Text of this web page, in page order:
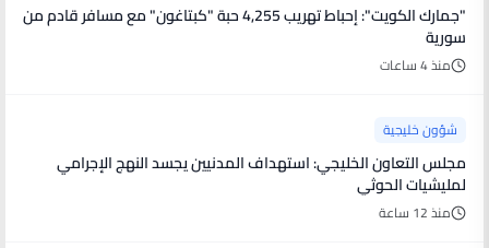
"جمارك الكويت": إحباط تهريب 4,255 حبة "كبتاغون" مع مسافر قادم من
سورية
منذ 4 ساعات
شؤون خليجية
مجلس التعاون الخليجي: استهداف المدنيين يجسد النهج الإجرامي
لمليشيات الحوثي
منذ 12 ساعة